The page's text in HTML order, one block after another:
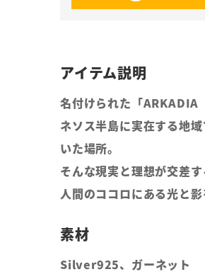
名付けられた「ARKADIA
ネソス半島に実在する地
いた場所。
そんな現実と理想が交差
人間のココロにある光と影
Silver925、ガーネット